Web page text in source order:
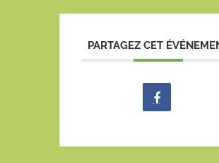
PARTAGEZ CET